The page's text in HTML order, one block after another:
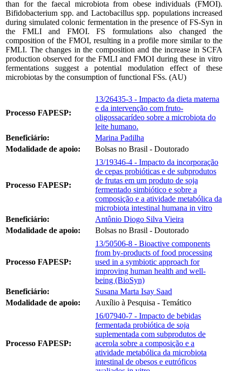
than for the faecal microbiota from obese individuals (FMOI).
Bifidobacterium spp. and Lactobacillus spp. populations increased
during simulated colonic fermentation in the presence of FS-Syn in
the FMLI and FMOI. FS formulations also changed the
composition of the FMOI, resulting in a profile more similar to the
FMLI. The changes in the composition and the increase in SCFA
production observed for the FMLI and FMOI during these in vitro
fermentations suggest a potential modulation effect of these
microbiotas by the consumption of functional FSs. (AU)
Processo FAPESP:
13/26435-3 - Impacto da dieta materna
e da intervenção com fruto-
oligossacarídeo sobre a microbiota do
leite humano.
Beneficiário:
Marina Padilha
Modalidade de apoio:
Bolsas no Brasil - Doutorado
Processo FAPESP:
13/19346-4 - Impacto da incorporação
de cepas probióticas e de subprodutos
de frutas em um produto de soja
fermentado simbiótico e sobre a
composição e a atividade metabólica da
microbiota intestinal humana in vitro
Beneficiário:
Antônio Diogo Silva Vieira
Modalidade de apoio:
Bolsas no Brasil - Doutorado
Processo FAPESP:
13/50506-8 - Bioactive components
from by-products of food processing
used in a symbiotic approach for
improving human health and well-
being (BioSyn)
Beneficiário:
Susana Marta Isay Saad
Modalidade de apoio:
Auxílio à Pesquisa - Temático
Processo FAPESP:
16/07940-7 - Impacto de bebidas
fermentada probiótica de soja
suplementada com subprodutos de
acerola sobre a composição e a
atividade metabólica da microbiota
intestinal de obesos e eutróficos